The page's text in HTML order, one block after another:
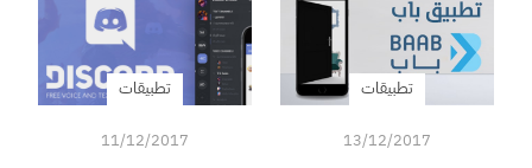
تطبيقات
13/12/2017
تطبيقات
11/12/2017